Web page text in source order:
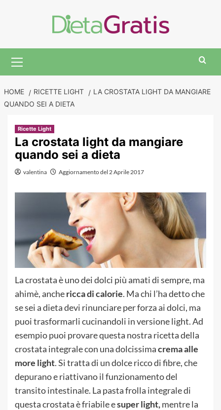
Menu
HOME RICETTE LIGHT
LA CROSTATA LIGHT DA MANGIARE
QUANDO SEI A DIETA
Ricette Light
La crostata light da mangiare
quando sei a dieta
valentina Aggiornamento del 2 Aprile 2017
La crostata è uno dei dolci più amati di sempre, ma
ahimè, anchericca di calorie. Ma chi l’ha detto che
se sei a dieta devi rinunciare per forza ai dolci, ma
puoi trasformarli cucinandoli in versione light. Ad
esempio puoi provare questa nostra ricetta della
crostata integrale con una dolcissimacrema alle
more light. Si tratta di un dolce ricco di fibre, che
depurano e riattivano il funzionamento del
transito intestinale. La pasta frolla integrale di
questa crostata è friabile esuper light,mentre la